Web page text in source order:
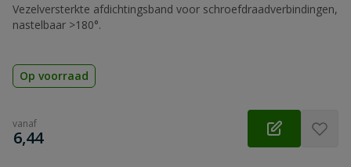
Vezelversterkte afdichtingsband voor schroefdraadverbindingen,
nastelbaar >180°.
Op voorraad
vanaf
€
6,44